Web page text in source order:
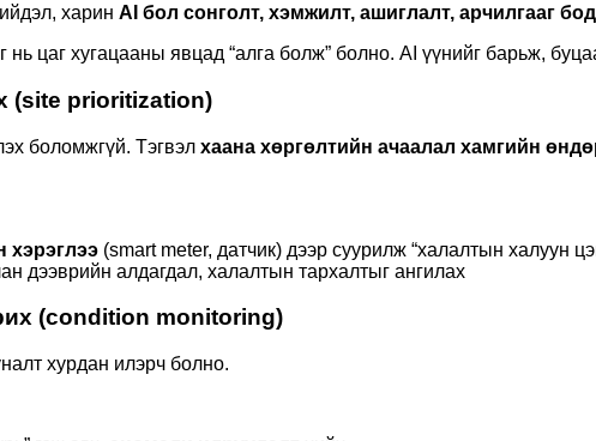
харин AI бол сонголт, хэмжилт, ашиглалт, арчилгааг
цаг хугацааны явцад “алга болж” болно. AI үүнийг барьж,
(site prioritization)
боломжгүй. Тэгвэл хаана хөргөлтийн ачаалал хамгийн
хэрэглээ (smart meter, датчик) дээр суурилж “халалтын халуун
дээврийн алдагдал, халалтын тархалтыг ангилах
(condition monitoring)
хурдан илэрч болно.